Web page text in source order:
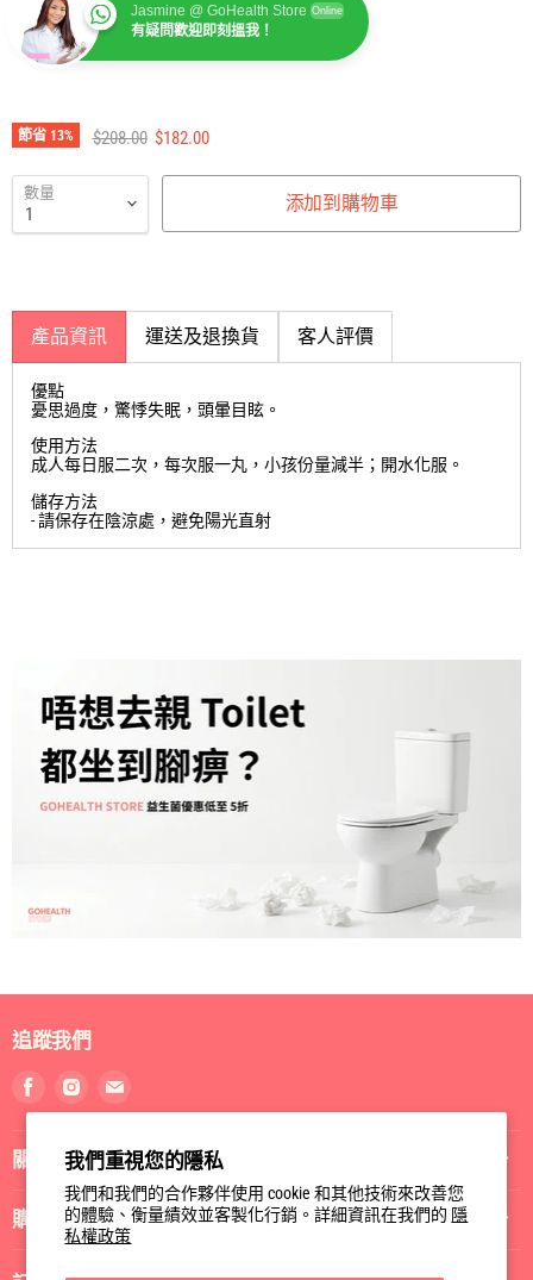
我們重視您的隱私
我們和我們的合作夥伴使用 cookie 和其他技術來改善您
的體驗、衡量績效並客製化行銷。詳細資訊在我們的 隱
私權政策
Jasmine @ GoHealth Store Online
有疑問歡迎即刻搵我！
節省 13% 建議零售價
$208.00 售價
$182.00
數量 添加到購物車
產品資訊 運送及退換貨 客人評價
優點
憂思過度，驚悸失眠，頭暈目眩。
使用方法
成人每日服二次，每次服一丸，小孩份量減半；開水化服。
儲存方法
- 請保存在陰涼處，避免陽光直射
追蹤我們
到
Facebook
到
們
Instagram
到
們
電
郵
關於我們
購物指南